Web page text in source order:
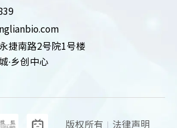
捷南路2号院1号楼
·乡创中心
版权所有 法律声明